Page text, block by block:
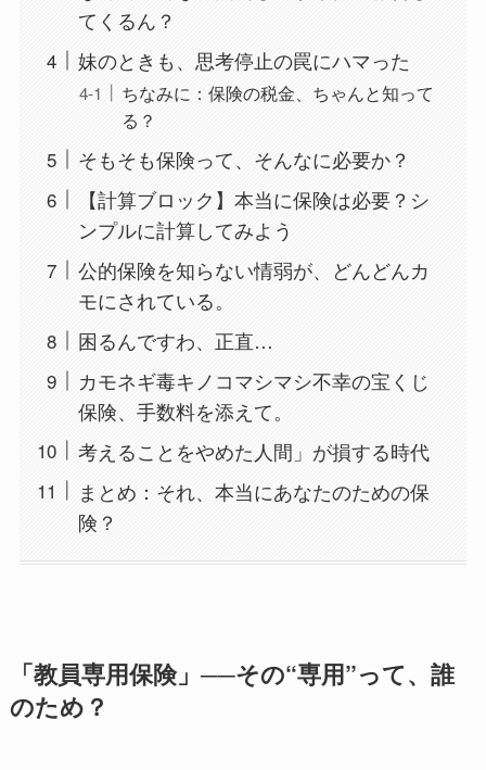
てくるん？
妹のときも、思考停止の罠にハマった
ちなみに：保険の税金、ちゃんと知って
る？
そもそも保険って、そんなに必要か？
【計算ブロック】本当に保険は必要？シ
ンプルに計算してみよう
公的保険を知らない情弱が、どんどんカ
モにされている。
困るんですわ、正直…
カモネギ毒キノコマシマシ不幸の宝くじ
保険、手数料を添えて。
考えることをやめた人間」が損する時代
まとめ：それ、本当にあなたのための保
険？
「教員専用保険」──その“専用”って、誰
のため？